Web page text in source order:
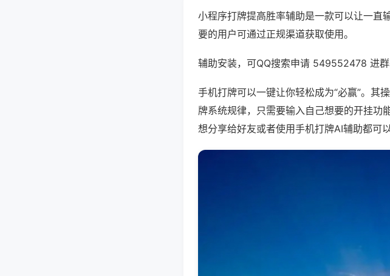
小程序打牌提高胜率辅助是一款可以让一直
要的用户可通过正规渠道获取使用。
辅助安装，可QQ搜索申请 549552478 进
手机打牌可以一键让你轻松成为“必赢”。其
牌系统规律，只需要输入自己想要的开挂功
想分享给好友或者使用手机打牌AI辅助都可以